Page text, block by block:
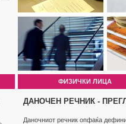
ФИЗИЧКИ ЛИЦА
ДАНОЧЕН РЕЧНИК -
Даночниот речник опфаќа